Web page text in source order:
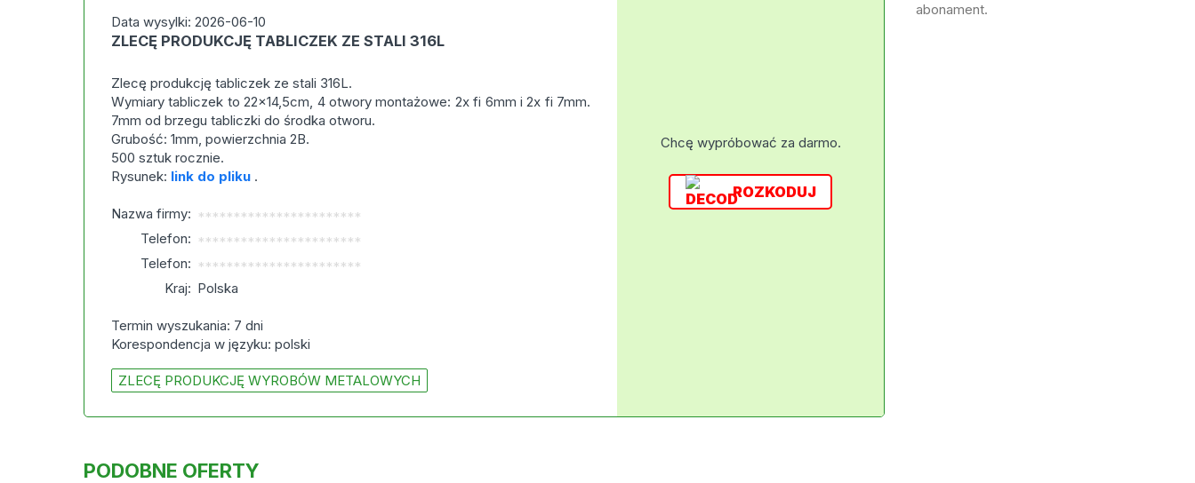
Data wysylki: 2026-06-10
ZLECĘ PRODUKCJĘ TABLICZEK ZE STALI 316L
Zlecę produkcję tabliczek ze stali 316L.
Wymiary tabliczek to 22x14,5cm, 4 otwory montażowe: 2x fi 6mm i 2x fi 7mm.
7mm od brzegu tabliczki do środka otworu.
Grubość: 1mm, powierzchnia 2B.
500 sztuk rocznie.
Rysunek: link do pliku .
Nazwa firmy: ***********************
Telefon: ***********************
Telefon: ***********************
Kraj: Polska
Termin wyszukania: 7 dni
Korespondencja w języku: polski
ZLECĘ PRODUKCJĘ WYROBÓW METALOWYCH
Chcę wypróbować za darmo.
ROZKODUJ
abonament.
PODOBNE OFERTY